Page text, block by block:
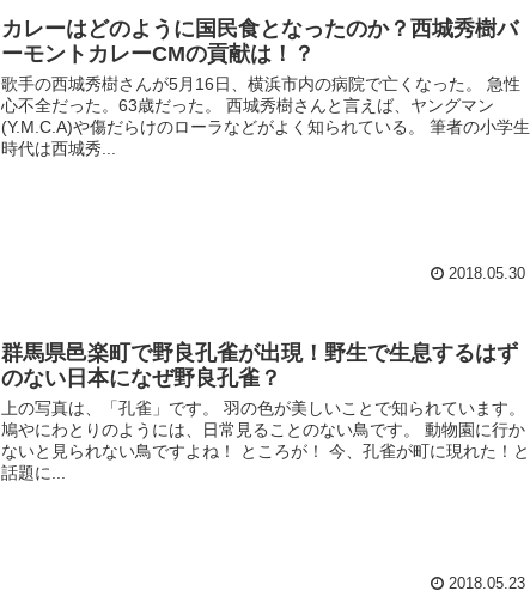
カレーはどのように国民食となったのか？西城秀樹バ
ーモントカレーCMの貢献は！？
歌手の西城秀樹さんが5月16日、横浜市内の病院で亡くなった。 急性
心不全だった。63歳だった。 西城秀樹さんと言えば、ヤングマン
(Y.M.C.A)や傷だらけのローラなどがよく知られている。 筆者の小学生
時代は西城秀...
2018.05.30
群馬県邑楽町で野良孔雀が出現！野生で生息するはず
のない日本になぜ野良孔雀？
上の写真は、「孔雀」です。 羽の色が美しいことで知られています。
鳩やにわとりのようには、日常見ることのない鳥です。 動物園に行か
ないと見られない鳥ですよね！ ところが！ 今、孔雀が町に現れた！と
話題に...
2018.05.23